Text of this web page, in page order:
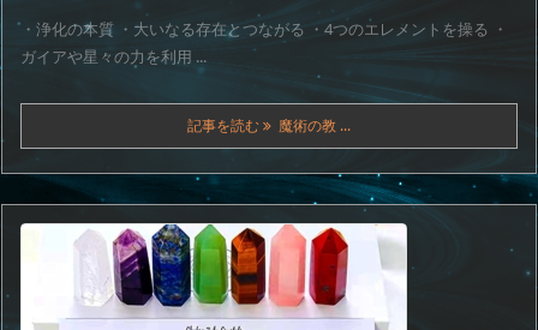
・浄化の本質 ・大いなる存在とつながる ・4つのエレメントを操る ・
ガイアや星々の力を利用 ...
記事を読む 魔術の教 ...